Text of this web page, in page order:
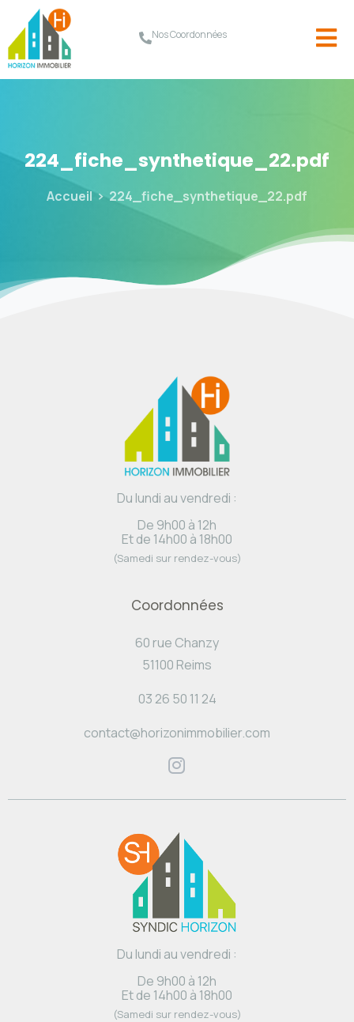
Nos Coordonnées
224_fiche_synthetique_22.pdf
Accueil 224_fiche_synthetique_22.pdf
Du lundi au vendredi :
De 9h00 à 12h
Et de 14h00 à 18h00
(Samedi sur rendez-vous)
Coordonnées
60 rue Chanzy
51100 Reims
03 26 50 11 24
contact@horizonimmobilier.com
Du lundi au vendredi :
De 9h00 à 12h
Et de 14h00 à 18h00
(Samedi sur rendez-vous)